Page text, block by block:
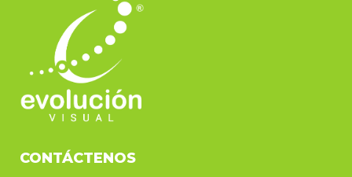
CONTÁCTENOS